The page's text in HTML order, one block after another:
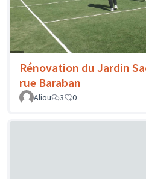
Rénovation du Jardin
rue Baraban
Aliou
3 0